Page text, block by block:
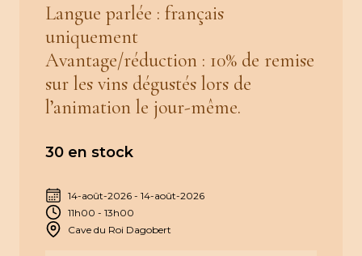
Langue parlée : français
uniquement
Avantage/réduction : 10% de remise
sur les vins dégustés lors de
l’animation le jour-même.
30 en stock
14-août-2026 - 14-août-2026
11h00 - 13h00
Cave du Roi Dagobert